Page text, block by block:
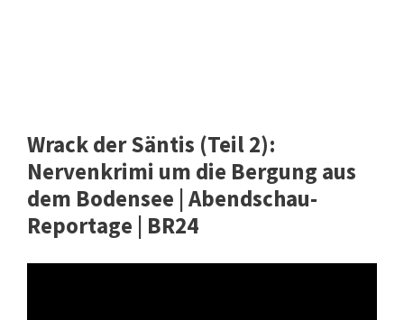
Wrack der Säntis (Teil 2):
Nervenkrimi um die Bergung aus
dem Bodensee | Abendschau-
Reportage | BR24